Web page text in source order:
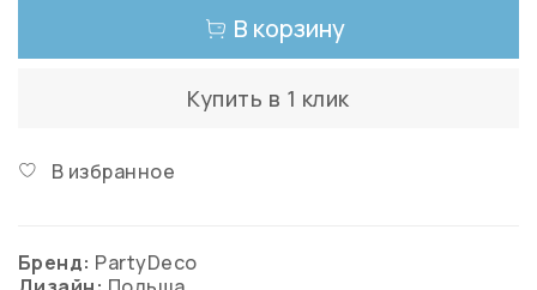
В корзину
Купить в 1 клик
В избранное
Бренд: PartyDeco